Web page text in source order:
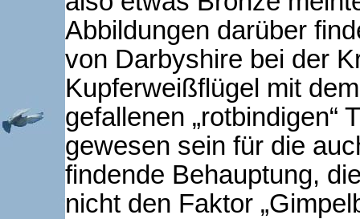
Abbildungen darüber
von Darbyshire bei der
Kupferweißflügel mit
gefallenen „rotbindigen“
gewesen sein für die
findende Behauptung,
nicht den Faktor